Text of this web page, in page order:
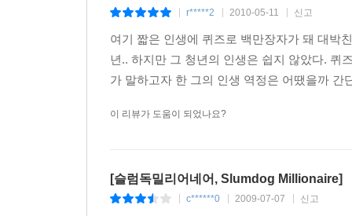
r*****2 2010-05-11 신고
여기 짧은 인생에 퀴즈로 백만장자가 돼 대박
년.. 하지만 그 청년의 인생은 쉽지 않았다. 퀴
가 말하고자 한 그의 인생 역정은 어땠을까
이 리뷰가 도움이 되었나요?
[슬럼독밀리어네어, Slumdog Millionaire]
c******0 2009-07-07 신고